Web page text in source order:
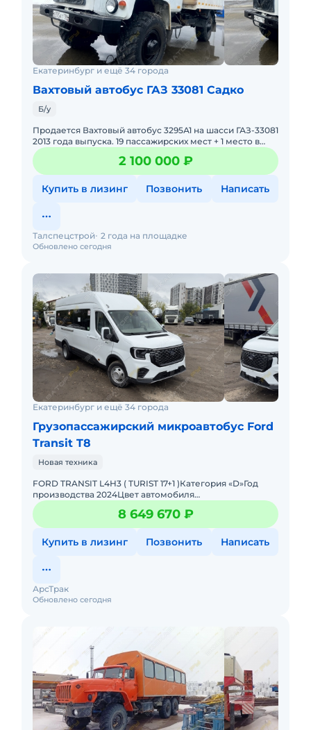
Екатеринбург и ещё 34 города
Вахтовый автобус ГАЗ 33081 Садко
Б/у
Продается Вахтовый автобус 3295А1 на шасси ГАЗ-33081
2013 года выпуска. 19 пассажирских мест + 1 место в
кабине. Исправное техническое состояние, готов к
эксплу
2 100 000 ₽
Купить в лизинг Позвонить Написать
Обновлено сегодня
Талспецстрой 2 года на площадке
Екатеринбург и ещё 34 города
Грузопассажирский микроавтобус Ford
Transit T8
Новая техника
FORD TRANSIT L4H3 ( TURIST 17+1 )Категория «D»Год
производства 2024Цвет автомобиля
БелыйСнаряжённая масса автомобиля 3 495 кг.Версия
L4H3 2,3L TDi 1
8 649 670 ₽
Купить в лизинг Позвонить Написать
Обновлено сегодня
АрсТрак